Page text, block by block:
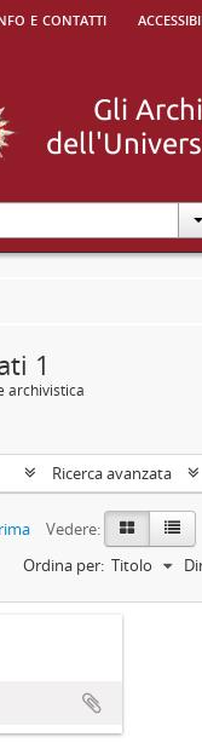
e contatti
1
archivistica
Ricerca avanzata
Vedere:
Ordina per: Titolo